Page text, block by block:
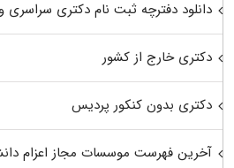
دانلود دفترچه ثبت نام دکتری سراسری و
دکتری خارج از کشور
دکتری بدون کنکور پردیس
آخرین فهرست موسسات مجاز اعزام